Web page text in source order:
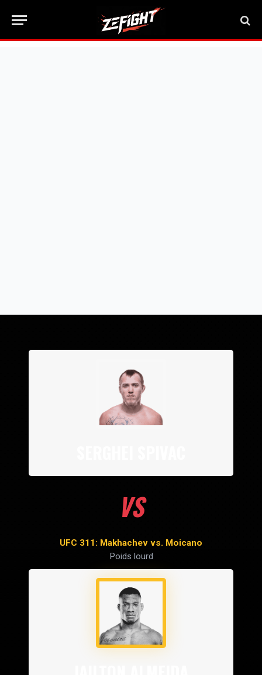
VS
UFC 311: Makhachev vs. Moicano
Poids lourd